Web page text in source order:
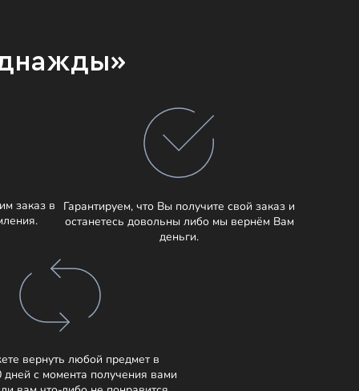
заказ в
Гарантируем, что Вы получите свой заказ и
останетесь довольны либо мы вернём Вам
деньги.
вернуть любой предмет в
дней с момента получения вами